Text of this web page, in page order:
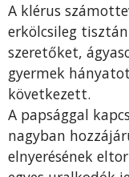
A klérus
erkölcsileg
szeretőket,
gyermek
következett.
A papsággal
nagyban
elnyerésének